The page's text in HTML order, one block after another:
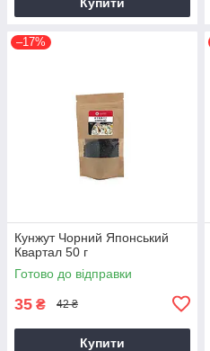
–17%
Кунжут Чорний Японський
Квартал 50 г
Готово до відправки
35 ₴ 42 ₴
Купити